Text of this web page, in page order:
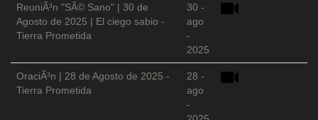
ReuniÃ³n "SÃ© Sano" | 30 de
Agosto de 2025 | El ciego sabio -
Tierra Prometida
30 -
ago
-
2025
OraciÃ³n | 28 de Agosto de 2025 -
Tierra Prometida
28 -
ago
-